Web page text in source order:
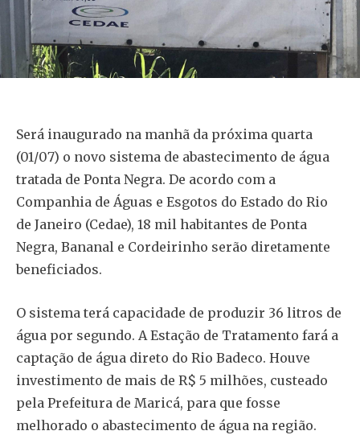
Será inaugurado na manhã da próxima quarta
(01/07) o novo sistema de abastecimento de água
tratada de Ponta Negra. De acordo com a
Companhia de Águas e Esgotos do Estado do Rio
de Janeiro (Cedae), 18 mil habitantes de Ponta
Negra, Bananal e Cordeirinho serão diretamente
beneficiados.
O sistema terá capacidade de produzir 36 litros de
água por segundo. A Estação de Tratamento fará a
captação de água direto do Rio Badeco. Houve
investimento de mais de R$ 5 milhões, custeado
pela Prefeitura de Maricá, para que fosse
melhorado o abastecimento de água na região.